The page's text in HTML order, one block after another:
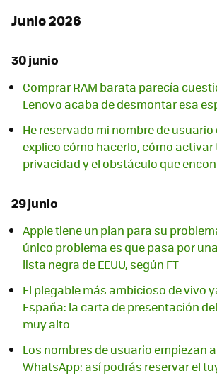
Junio 2026
30 junio
Comprar RAM barata parecía
Lenovo acaba de desmontar esa
He reservado mi nombre de
explico cómo hacerlo, cómo activar
privacidad y el obstáculo que
29 junio
Apple tiene un plan para su
único problema es que pasa por
lista negra de EEUU, según FT
El plegable más ambicioso de vivo
España: la carta de presentación
muy alto
Los nombres de usuario empiezan
WhatsApp: así podrás reservar el